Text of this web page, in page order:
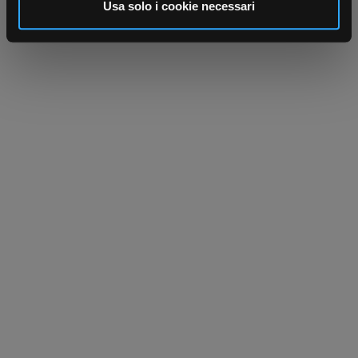
informazioni sul modo in cui utilizza il nostro sito con i
nostri partner che si occupano di analisi dei dati web,
pubblicità e social media, i quali potrebbero combinarle
Usa solo i cookie necessari